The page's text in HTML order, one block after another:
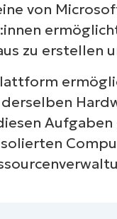
von
zu erstellen